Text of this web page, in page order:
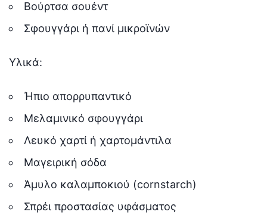
Βούρτσα σουέντ
Σφουγγάρι ή πανί μικροϊνών
Υλικά:
Ήπιο απορρυπαντικό
Μελαμινικό σφουγγάρι
Λευκό χαρτί ή χαρτομάντιλα
Μαγειρική σόδα
Άμυλο καλαμποκιού (cornstarch)
Σπρέι προστασίας υφάσματος